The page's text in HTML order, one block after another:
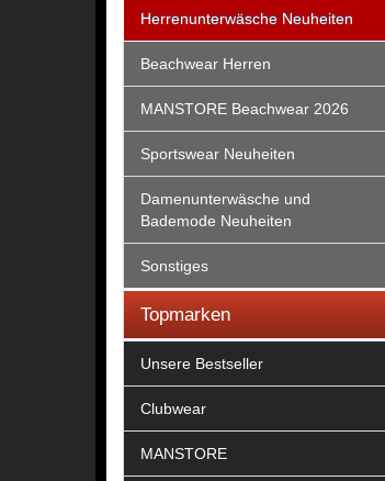
Herrenunterwäsche Neuheiten
Beachwear Herren
MANSTORE Beachwear 2026
Sportswear Neuheiten
Damenunterwäsche und
Bademode Neuheiten
Sonstiges
Topmarken
Unsere Bestseller
Clubwear
MANSTORE